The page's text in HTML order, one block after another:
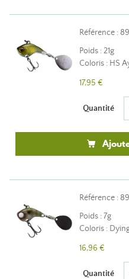
Référence :
Poids : 21g
Coloris : HS
17,95 €
Quantité
Référence :
Poids : 7g
Coloris : Dying
16,96 €
Quantité